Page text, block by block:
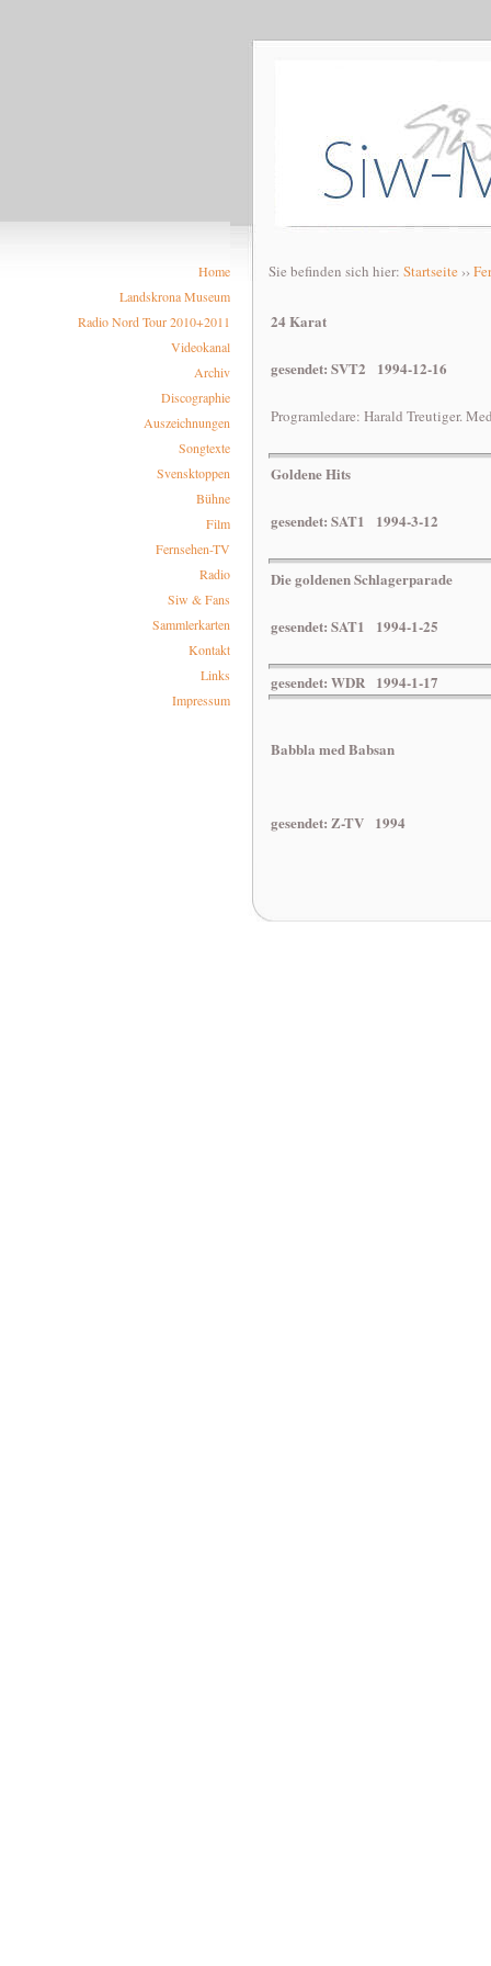
Home
Landskrona Museum
Radio Nord Tour 2010+2011
Videokanal
Archiv
Discographie
Auszeichnungen
Songtexte
Svensktoppen
Bühne
Film
Fernsehen-TV
Radio
Siw & Fans
Sammlerkarten
Kontakt
Links
Impressum
Sie befinden sich hier: Startseite ››
24 Karat
gesendet: SVT2 1994-12-16
Programledare: Harald Treutiger.
Goldene Hits
gesendet: SAT1 1994-3-12
Die goldenen Schlagerparade
gesendet: SAT1 1994-1-25
gesendet: WDR 1994-1-17
Babbla
gesendet: Z-TV 1994